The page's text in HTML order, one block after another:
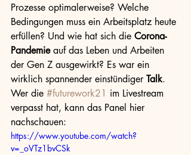
Prozesse optimalerweise? Welche
Bedingungen muss ein Arbeitsplatz heute
erfüllen? Und wie hat sich die Corona-
Pandemie auf das Leben und Arbeiten
der Gen Z ausgewirkt? Es war ein
wirklich spannender einstündiger Talk.
Wer die #futurework21 im Livestream
verpasst hat, kann das Panel hier
nachschauen:
https://www.youtube.com/watch?
v=_oVTz1bvCSk